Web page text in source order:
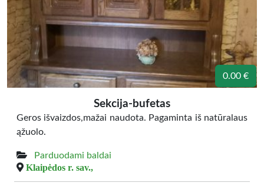
0.00 €
Sekcija-bufetas
Geros išvaizdos,mažai naudota. Pagaminta iš natūralaus
ąžuolo.
Parduodami baldai
Klaipėdos r. sav.,